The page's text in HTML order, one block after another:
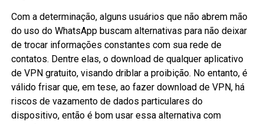
Com a determinação, alguns usuários que não abrem mão
do uso do WhatsApp buscam alternativas para não deixar
de trocar informações constantes com sua rede de
contatos. Dentre elas, o download de qualquer aplicativo
de VPN gratuito, visando driblar a proibição. No entanto, é
válido frisar que, em tese, ao fazer download de VPN, há
riscos de vazamento de dados particulares do
dispositivo, então é bom usar essa alternativa com